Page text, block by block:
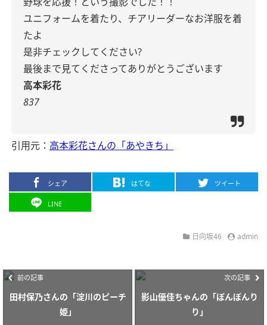
ユニフォームを着たり、チアリーダーなお洋服を着
たよ
是非チェックしてください?
最後まで見てくださってありがとうございます
高本彩花
837
引用元： 高本彩花さんの「あやきち」
シェア はてな ツイート
LINE
日向坂46 admin
前の記事
田村保乃さんの「淀川のピーチ
姫」
次の記事
影山優佳ちゃんの「ぼんぼんり
り」